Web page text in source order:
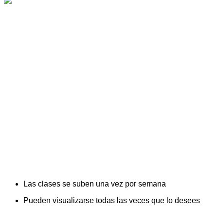
Las clases se suben una vez por semana
Pueden visualizarse todas las veces que lo desees